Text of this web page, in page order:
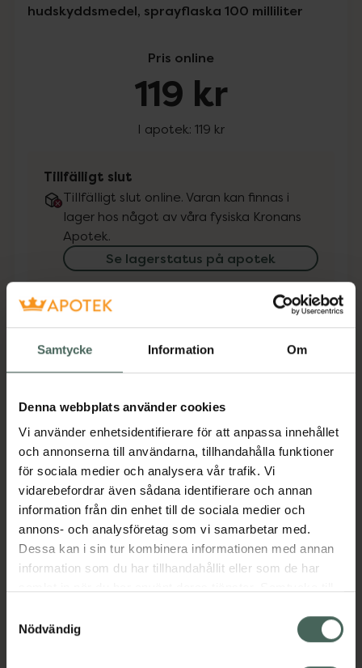
Samtycke Information Om
Denna webbplats använder cookies
Vi använder enhetsidentifierare för att anpassa innehållet
och annonserna till användarna, tillhandahålla funktioner
för sociala medier och analysera vår trafik. Vi
vidarebefordrar även sådana identifierare och annan
information från din enhet till de sociala medier och
annons- och analysföretag som vi samarbetar med.
Dessa kan i sin tur kombinera informationen med annan
information som du har tillhandahållit eller som de har
återkalla ditt samtycke via webbplatsens
cookieinställningar. Ett återkallat samtycke påverkar inte
Nödvändig
hudskyddsmedel, sprayflaska 100 milliliter
Pris online
119 kr
I apotek: 119 kr
Tillfälligt slut
Tillfälligt slut online. Varan kan finnas i
lager hos något av våra fysiska Kronans
Apotek.
Se lagerstatus på apotek
Få mejl när varan finns i lager online
Spara
Aktuella erbjudanden
Beskrivning Dölj
Jämförpris 562,50 kr/l
Kategorier: